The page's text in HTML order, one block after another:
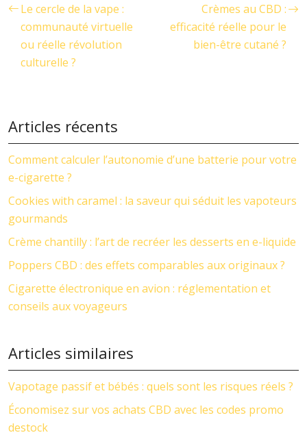
Le cercle de la vape :
communauté virtuelle
ou réelle révolution
culturelle ?
Crèmes au CBD :
efficacité réelle pour le
bien-être cutané ?
Articles récents
Comment calculer l’autonomie d’une batterie pour votre
e-cigarette ?
Cookies with caramel : la saveur qui séduit les vapoteurs
gourmands
Crème chantilly : l’art de recréer les desserts en e-liquide
Poppers CBD : des effets comparables aux originaux ?
Cigarette électronique en avion : réglementation et
conseils aux voyageurs
Articles similaires
Vapotage passif et bébés : quels sont les risques réels ?
Économisez sur vos achats CBD avec les codes promo
destock